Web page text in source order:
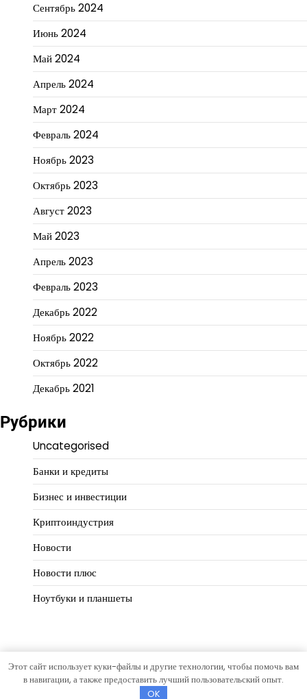
Сентябрь 2024
Июнь 2024
Май 2024
Апрель 2024
Март 2024
Февраль 2024
Ноябрь 2023
Октябрь 2023
Август 2023
Май 2023
Апрель 2023
Февраль 2023
Декабрь 2022
Ноябрь 2022
Октябрь 2022
Декабрь 2021
Рубрики
Uncategorised
Банки и кредиты
Бизнес и инвестиции
Криптоиндустрия
Новости
Новости плюс
Ноутбуки и планшеты
Copyright © 2026Финансовая логикаТема Hourly News от
Этот сайт использует куки-файлы и другие технологии, чтобы помочь вам
в навигации, а также предоставить лучший пользовательский опыт.
OK